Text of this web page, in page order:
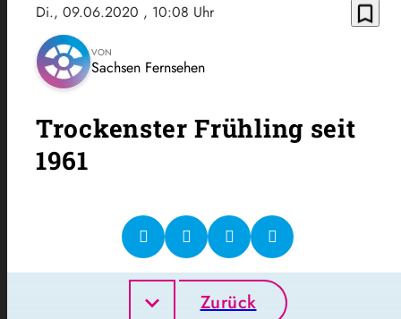
Di., 09.06.2020 , 10:08 Uhr bookmark_border
VON
Sachsen Fernsehen
Trockenster Frühling seit
1961
Zurück